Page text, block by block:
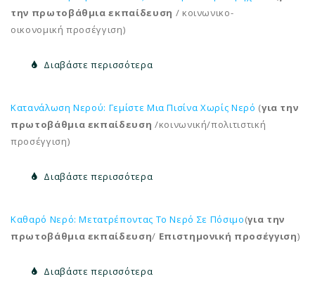
την πρωτοβάθμια εκπαίδευση / κοινωνικο-
οικονομική προσέγγιση)
Διαβάστε περισσότερα
Κατανάλωση Νερού: Γεμίστε Μια Πισίνα Χωρίς Νερό (για την
πρωτοβάθμια εκπαίδευση /κοινωνική/πολιτιστική
προσέγγιση)
Διαβάστε περισσότερα
Καθαρό Νερό: Μετατρέποντας Το Νερό Σε Πόσιμο(για την
πρωτοβάθμια εκπαίδευση/ Επιστημονική προσέγγιση)
Διαβάστε περισσότερα